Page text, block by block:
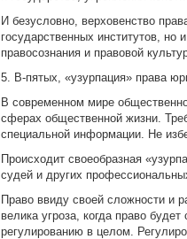
И безусловно, верховенство
государственных институтов,
правосознания и правовой
5. В-пятых, «узурпация» права
В современном мире
сферах общественной жизни.
специальной информации. Не
Происходит своеобразная
судей и других
Право ввиду своей сложности и
велика угроза, когда право
регулированию в целом.